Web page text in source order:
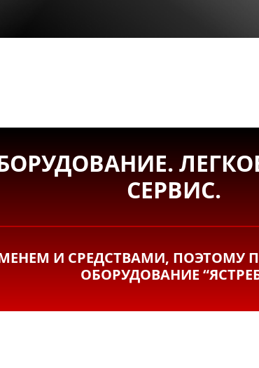
СЕРВИС.
И СРЕДСТВАМИ, ПОЭТОМУ
ОБОРУДОВАНИЕ